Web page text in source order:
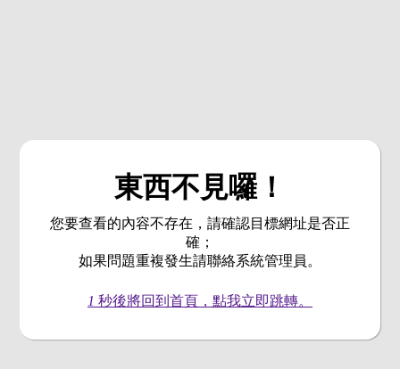
東西不見囉！
您要查看的內容不存在，請確認目標網址是否正
確；
如果問題重複發生請聯絡系統管理員。
1 秒後將回到首頁，點我立即跳轉。